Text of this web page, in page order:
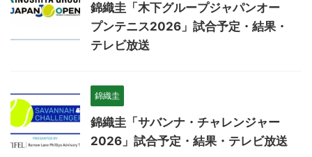
錦織圭「木下グループジャパンオー
プンテニス2026」試合予定・結果・
テレビ放送
錦織圭
錦織圭「サバンナ・チャレンジャー
2026」試合予定・結果・テレビ放送